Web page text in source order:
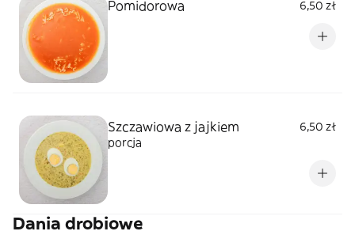
Pomidorowa 6,50 zł
Szczawiowa z jajkiem
6,50 zł
porcja
Dania drobiowe